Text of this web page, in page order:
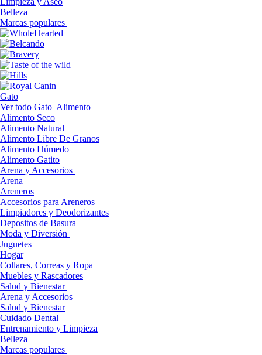
Belleza
Marcas populares
Gato
Ver todo Gato Alimento
Alimento Seco
Alimento Natural
Alimento Libre De Granos
Alimento Húmedo
Alimento Gatito
Arena y Accesorios
Arena
Areneros
Accesorios para Areneros
Limpiadores y Deodorizantes
Depositos de Basura
Moda y Diversión
Juguetes
Hogar
Collares, Correas y Ropa
Muebles y Rascadores
Salud y Bienestar
Arena y Accesorios
Salud y Bienestar
Cuidado Dental
Entrenamiento y Limpieza
Belleza
Marcas populares